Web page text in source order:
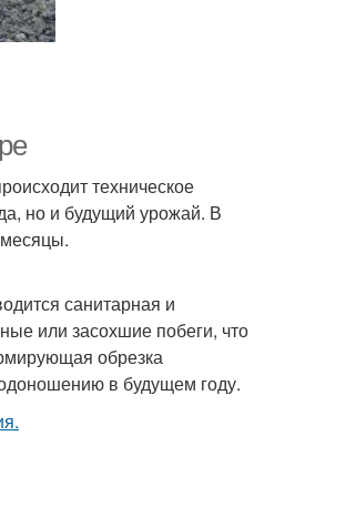
техническое
но и будущий урожай. В
санитарная и
или засохшие побеги, что
обрезка
в будущем году.